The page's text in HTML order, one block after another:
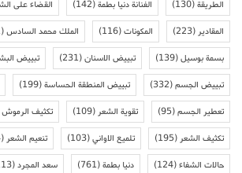
الطريقة(130) الفنانة دنيا بطمة(142) القضاء على
المقادير(223) المكونات(116) الملك محمد السادس(101)
بسمة بوسيل(139) تبييض الاسنان(231) تبييض
تبييض الجسم(332) تبييض المنطقة الحساسة(199)
تعطير الجسم(95) تقوية الشعر(109) تكثيف الرموش
تكثيف الشعر(195) تلميع الاواني(103) تنعيم الشعر(434)
حالات الشفاء(124) دنيا بطمة(761) سعد المجرد(113)